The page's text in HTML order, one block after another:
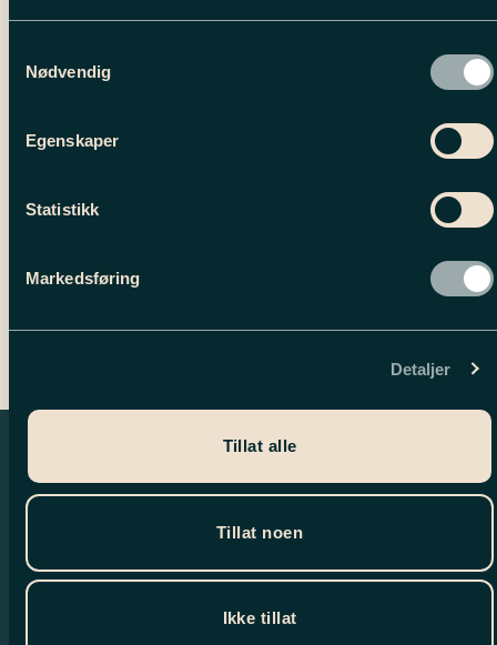
Nødvendig
Egenskaper
Statistikk
Markedsføring
Detaljer
Tillat alle
Tillat noen
Ikke tillat
Executive Skibum)